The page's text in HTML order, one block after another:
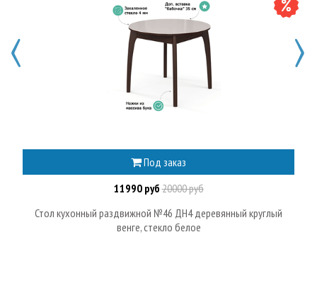
Под заказ
11990 руб20000 руб
Стол кухонный раздвижной №46 ДН4 деревянный круглый
венге, стекло белое